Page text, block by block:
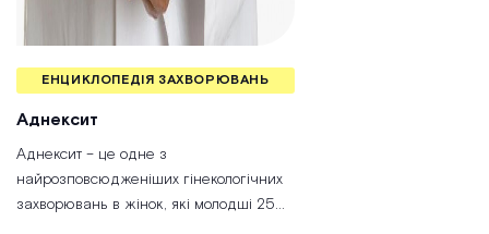
ЕНЦИКЛОПЕДІЯ ЗАХВОРЮВАНЬ
Аднексит
Аднексит – це одне з
найрозповсюдженіших гінекологічних
захворювань в жінок, які молодші 25